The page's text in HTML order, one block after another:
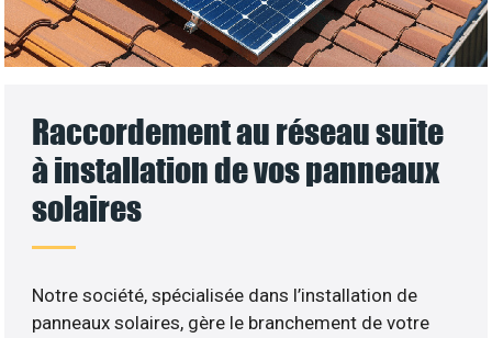
Raccordement au réseau suite
à installation de vos panneaux
solaires
Notre société, spécialisée dans l’installation de
panneaux solaires, gère le branchement de votre